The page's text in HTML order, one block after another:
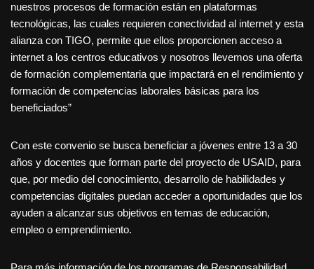
nuestros procesos de formación están en plataformas
tecnológicas, las cuales requieren conectividad al internet y esta
alianza con TIGO, permite que ellos proporcionen acceso a
internet a los centros educativos y nosotros llevemos una oferta
de formación complementaria que impactará en el rendimiento y
formación de competencias laborales básicas para los
beneficiados”
Con este convenio se busca beneficiar a jóvenes entre 13 a 30
años y docentes que forman parte del proyecto de USAID, para
que, por medio del conocimiento, desarrollo de habilidades y
competencias digitales puedan acceder a oportunidades que los
ayuden a alcanzar sus objetivos en temas de educación,
empleo o emprendimiento.